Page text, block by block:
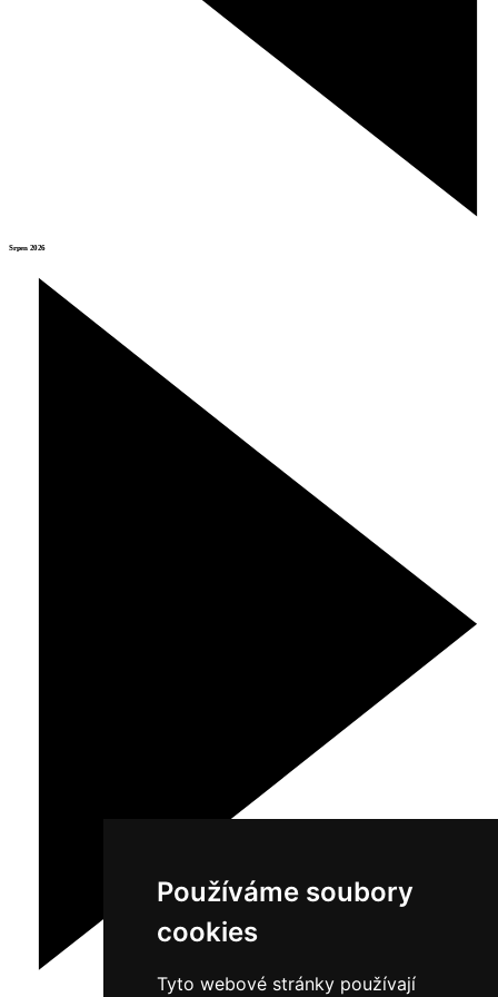
Používáme soubory
cookies
Tyto webové stránky používají
Srpen 2026